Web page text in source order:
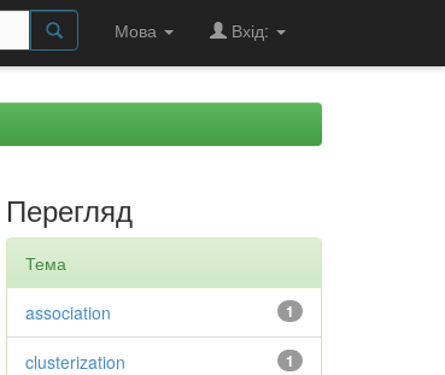
Мова Вхід:
Перегляд
Тема
1
association
1
clusterization